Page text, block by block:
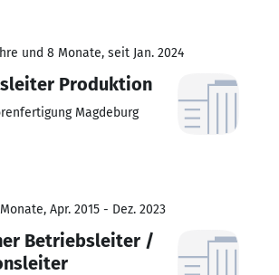
und 8 Monate, seit Jan. 2024
Produktion
Magdeburg
Apr. 2015 - Dez. 2023
Betriebsleiter /